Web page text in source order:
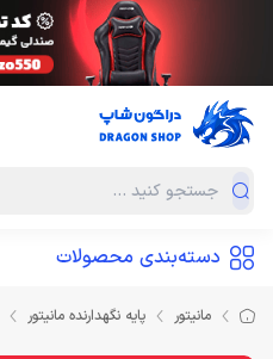
دسته‌بندی محصولات
مانیتور پایه نگهدارنده مانیتور